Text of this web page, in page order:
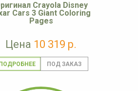
Crayola Disney
Cars 3 Giant Coloring
Pages
Цена 10 319 р.
ПОДРОБНЕЕ